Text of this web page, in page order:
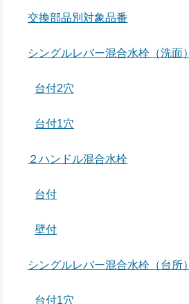
交換部品別対象品番
シングルレバー混合水栓（洗面）
台付2穴
台付1穴
２ハンドル混合水栓
台付
壁付
シングルレバー混合水栓（台所）
台付1穴